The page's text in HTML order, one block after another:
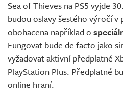
Sea of Thieves na PS5 vyjde
budou oslavy šestého výročí v
obohacena například o
Fungovat bude de facto jako
vyžadovat aktivní předplatné
PlayStation Plus. Předplatné
online hraní.